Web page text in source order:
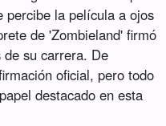
percibe la película a ojos
de 'Zombieland' firmó
de su carrera. De
oficial, pero todo
destacado en esta